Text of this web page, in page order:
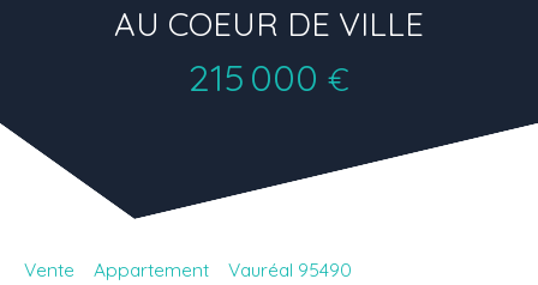
AU COEUR DE VILLE
215 000 €
Vente Appartement
Vauréal 95490